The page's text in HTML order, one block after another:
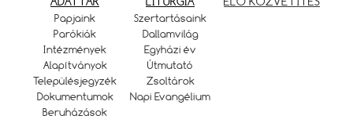
Papjaink
Parókiák
Intézmények
Alapítványok
Településjegyzék
Dokumentumok
Beruházások
Szertartásaink
Dallamvilág
Egyházi év
Útmutató
Zsoltárok
Napi Evangélium